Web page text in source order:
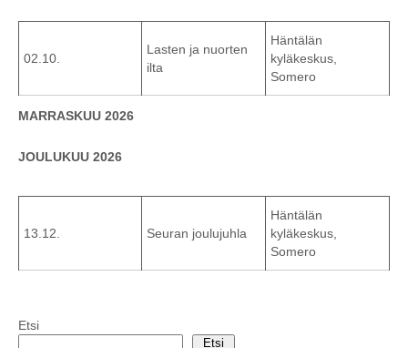
02.10.
Lasten ja nuorten
ilta
Häntälän
kyläkeskus,
Somero
MARRASKUU 2026
JOULUKUU 2026
13.12. Seuran joulujuhla
Häntälän
kyläkeskus,
Somero
Etsi
Etsi